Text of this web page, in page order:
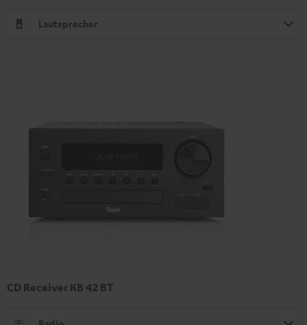
Lautsprecher
CD Receiver KB 42 BT